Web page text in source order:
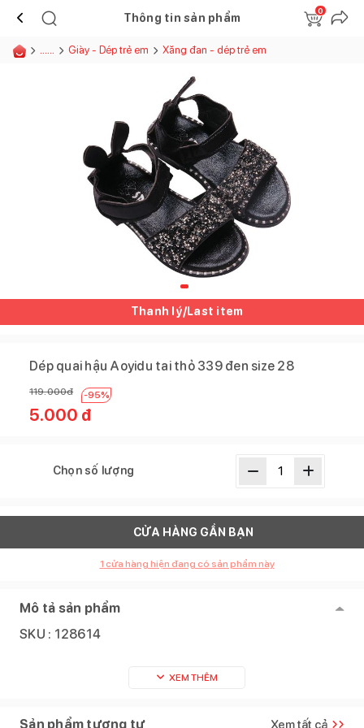
Thông tin sản phẩm
0
...... Giày - Dép trẻ em Xăng đan - dép trẻ em
Thanh lý/Last item
Dép quai hậu Aoyidu tai thỏ 339 đen size 28
119.000đ -95%
5.000 đ
Chọn số lượng
CỬA HÀNG GẦN BẠN
1 cửa hàng hiện đang có sản phẩm này
Mô tả sản phẩm
SKU : 128614
XEM THÊM
Sản phẩm tương tự Xem tất cả